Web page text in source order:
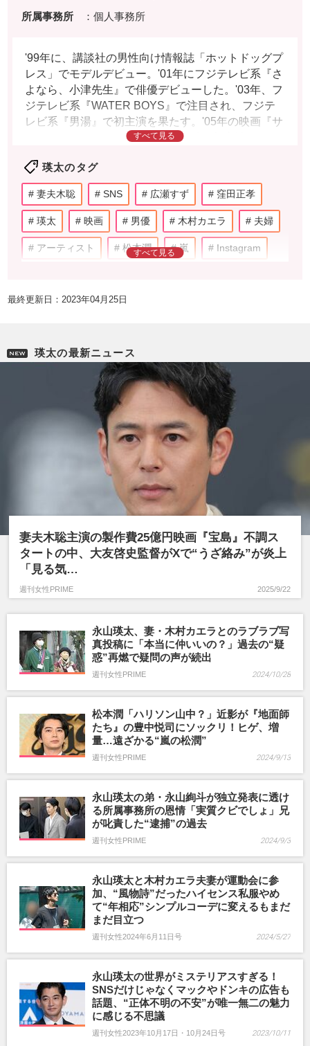
所属事務所
：個人事務所
'99年に、講談社の男性向け情報誌「ホットドッグプ
レス」でモデルデビュー。'01年にフジテレビ系『さ
よなら、小津先生』で俳優デビューした。'03年、フ
ジテレビ系『WATER BOYS』で注目され、フジテ
レビ系『男湯』で初主演を果たす。'05年の映画『サ
マータイムマシン・ブルース』で映画初主演。'07
回高崎映画祭最優秀主演男優賞を受賞した。'08年に
は、『篤姫』や『ラスト・フレンズ』で、第5回
TVnavi ドラマ・オブ・ザ・イヤー 最優秀助演男優
賞を受賞、'09年、映画『ディア・ドクター』で、第
33回日本アカデミー賞優秀助演男優賞に輝いた。'13
年、フジテレビ系『最高の離婚』の演技が評価さ
年から、本名の「永山瑛太」として活動している。
永山竜弥と永山絢斗は実の兄弟。
瑛太のタグ
妻夫木聡 SNS 広瀬すず 窪田正孝
瑛太 映画 男優 木村カエラ 夫婦
アーティスト 松本潤 嵐 Instagram
運動会 ファッション
テレビ番組 杉本彩
最終更新日：2023年04月25日
瑛太の最新ニュース
妻夫木聡主演の製作費25億円映画『宝島』不調ス
タートの中、大友啓史監督がXで“うざ絡み”が炎上
「見る気…
週刊女性PRIME 2025/9/22
永山瑛太、妻・木村カエラとのラブラブ写
真投稿に「本当に仲いいの？」過去の“疑
惑”再燃で疑問の声が続出
週刊女性PRIME 2024/10/28
松本潤「ハリソン山中？」近影が『地面師
たち』の豊中悦司にソックリ！ヒゲ、増
量…遠ざかる“嵐の松潤”
週刊女性PRIME 2024/9/13
永山瑛太の弟・永山絢斗が独立発表に透け
る所属事務所の恩情「実質クビでしょ」兄
が叱責した“逮捕”の過去
週刊女性PRIME 2024/9/3
永山瑛太と木村カエラ夫妻が運動会に参
加、“風物詩”だったハイセンス私服やめ
て“年相応”シンプルコーデに変えるもまだ
まだ目立つ
週刊女性2024年6月11日号 2024/5/27
永山瑛太の世界がミステリアスすぎる！
SNSだけじゃなくマックやドンキの広告も
話題、“正体不明の不安”が唯一無二の魅力
に感じる不思議
週刊女性2023年10月17日・10月24日号 2023/10/11